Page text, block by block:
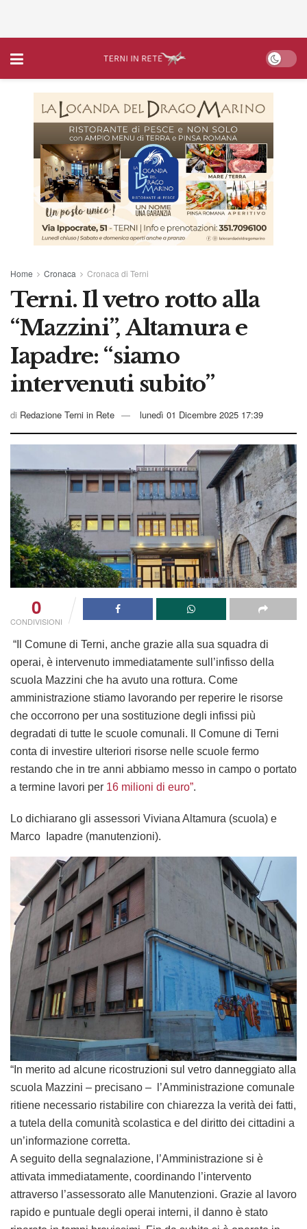
Home Cronaca Cronaca di Terni
Terni. Il vetro rotto alla
“Mazzini”, Altamura e
Iapadre: “siamo
intervenuti subito”
di Redazione Terni in Rete lunedì 01 Dicembre 2025 17:39
0
CONDIVISIONI
“Il Comune di Terni, anche grazie alla sua squadra di
operai, è intervenuto immediatamente sull’infisso della
scuola Mazzini che ha avuto una rottura. Come
amministrazione stiamo lavorando per reperire le risorse
che occorrono per una sostituzione degli infissi più
degradati di tutte le scuole comunali. Il Comune di Terni
conta di investire ulteriori risorse nelle scuole fermo
restando che in tre anni abbiamo messo in campo o portato
a termine lavori per 16 milioni di euro”.
Lo dichiarano gli assessori Viviana Altamura (scuola) e
Marco Iapadre (manutenzioni).
“In merito ad alcune ricostruzioni sul vetro danneggiato alla
scuola Mazzini – precisano – l’Amministrazione comunale
ritiene necessario ristabilire con chiarezza la verità dei fatti,
a tutela della comunità scolastica e del diritto dei cittadini a
un’informazione corretta.
A seguito della segnalazione, l’Amministrazione si è
attivata immediatamente, coordinando l’intervento
attraverso l’assessorato alle Manutenzioni. Grazie al lavoro
rapido e puntuale degli operai interni, il danno è stato